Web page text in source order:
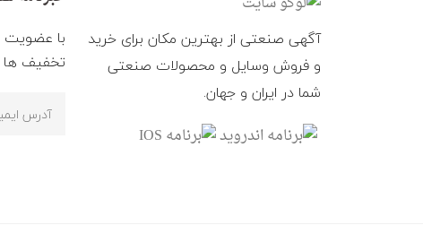
آگهی صنعتی از بهترین مکان برای خرید
و فروش وسایل و محصولات صنعتی
شما در ایران و جهان.
با عضویت
تخفیف ها